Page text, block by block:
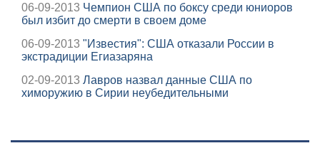
06-09-2013 Чемпион США по боксу среди юниоров
был избит до смерти в своем доме
06-09-2013 "Известия": США отказали России в
экстрадиции Егиазаряна
02-09-2013 Лавров назвал данные США по
химоружию в Сирии неубедительными